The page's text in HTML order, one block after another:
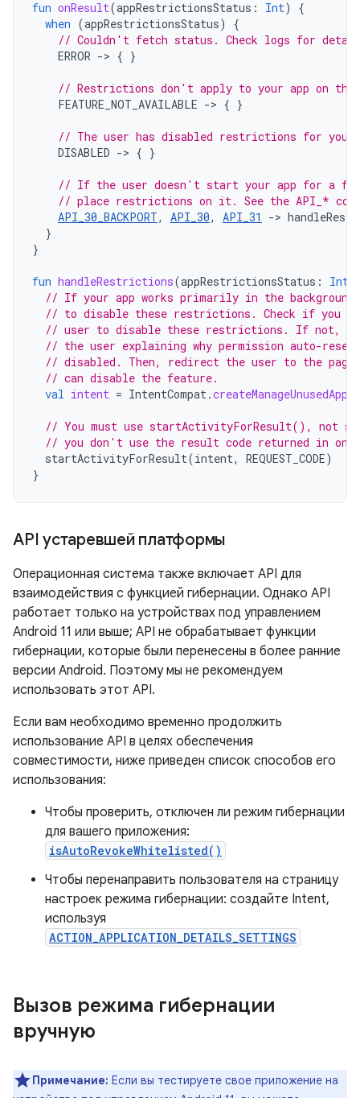
fun onResult(appRestrictionsStatus : Int)
{
when (appRestrictionsStatus)
{
// Couldn't fetch status. Check logs for
ERROR -> { }
// Restrictions don't apply to your app on
FEATURE_NOT_AVAILABLE -> { }
// The user has disabled restrictions for your
DISABLED -> { }
// If the user doesn't start your app for a
// place restrictions on it. See the API_*
API_30_BACKPORT, API_30, API_31 ->
}
}
fun handleRestrictions(appRestrictionsStatus : Int
// If your app works primarily in the
// to disable these restrictions. Check if you
// user to disable these restrictions. If not, you
// the user explaining why permission auto-
// disabled. Then, redirect the user to the page
// can disable the feature.
val intent = IntentCompat.
// You must use startActivityForResult(), not
// you don't use the result code returned in
startActivityForResult(intent, REQUEST_CODE)
}
API устаревшей платформы
Операционная система также включает API для
взаимодействия с функцией гибернации. Однако API
работает только на устройствах под управлением
Android 11 или выше; API не обрабатывает функции
гибернации, которые были перенесены в более ранние
версии Android. Поэтому мы не рекомендуем
использовать этот API.
Если вам необходимо временно продолжить
использование API в целях обеспечения
совместимости, ниже приведен список способов его
использования:
Чтобы проверить, отключен ли режим гибернации
для вашего приложения:
isAutoRevokeWhitelisted()
Чтобы перенаправить пользователя на страницу
настроек режима гибернации: создайте Intent,
используя
ACTION_APPLICATION_DETAILS_SETTINGS
Вызов режима гибернации
вручную
Примечание: Если вы тестируете свое приложение на